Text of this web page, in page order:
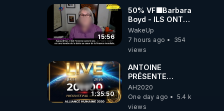
15:56
50% VF🟩Barbara
Boyd - ILS ONT
MENTI SUR TOUT
-Jocelyne
Traduction
WakeUp
7 hours ago
354
views
1:35:50
ANTOINE
PRÉSENTE
AH2020 LE LIVE
20H ***DU
06/08/2026***
AH2020
One day ago
5.4 k
views